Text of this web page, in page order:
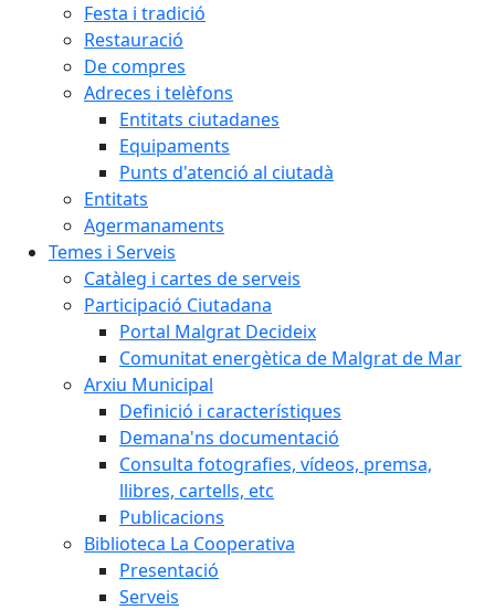
Festa i tradició
Restauració
De compres
Adreces i telèfons
Entitats ciutadanes
Equipaments
Punts d'atenció al ciutadà
Entitats
Agermanaments
Temes i Serveis
Catàleg i cartes de serveis
Participació Ciutadana
Portal Malgrat Decideix
Comunitat energètica de Malgrat de Mar
Arxiu Municipal
Definició i característiques
Demana'ns documentació
Consulta fotografies, vídeos, premsa,
llibres, cartells, etc
Publicacions
Biblioteca La Cooperativa
Presentació
Serveis